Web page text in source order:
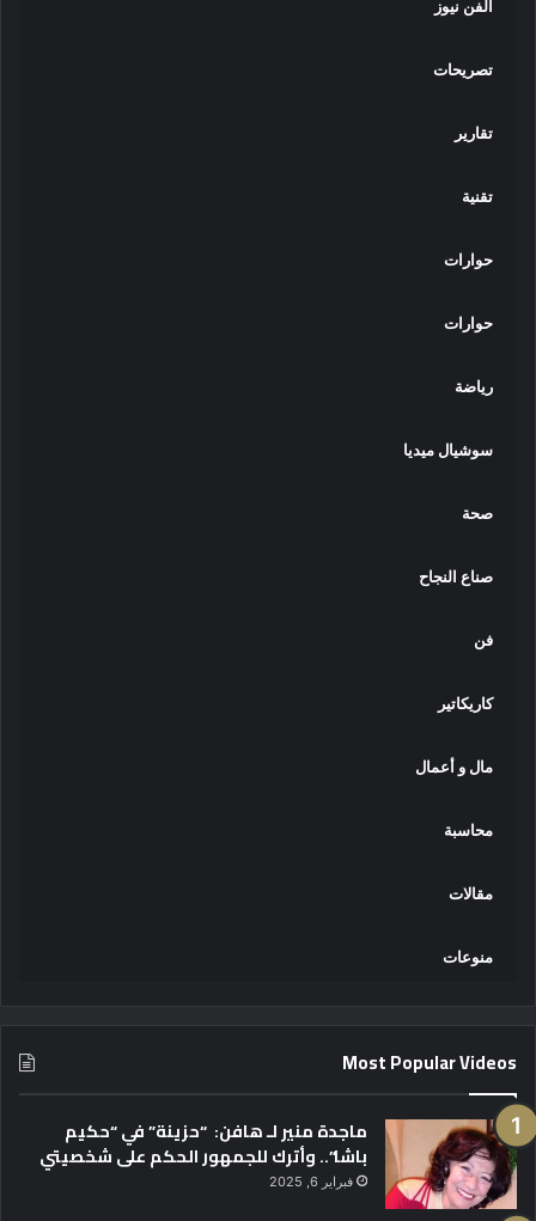
الفن نيوز
تصريحات
تقارير
تقنية
حوارات
حوارات
رياضة
سوشيال ميديا
صحة
صناع النجاح
فن
كاريكاتير
مال و أعمال
محاسبة
مقالات
منوعات
Most Popular Videos
ماجدة منير لـ هافن: “حزينة” في “حكيم
باشا”.. وأترك للجمهور الحكم على شخصيتي
فبراير 6, 2025